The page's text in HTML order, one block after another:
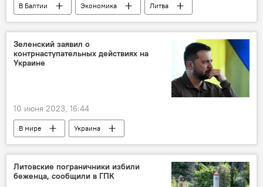
В Балтии Экономика
Литва
Латвия
Эстония
Luminor
опрос
Зеленский заявил о
контрнаступательных действиях на
Украине
10 июня 2023, 16:44
В мире
Украина
Владимир Зеленский
Литовские пограничники избили
беженца, сообщили в ГПК